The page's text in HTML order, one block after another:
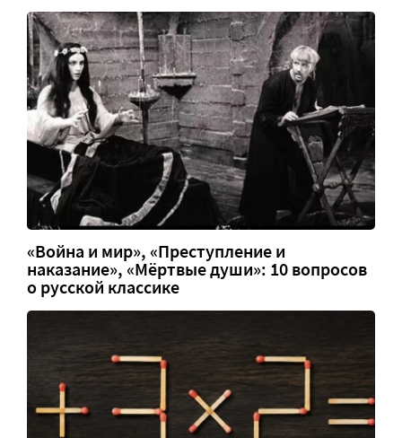
«Война и мир», «Преступление и
наказание», «Мёртвые души»: 10 вопросов
о русской классике